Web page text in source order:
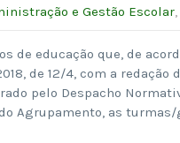
e Gestão Escolar,
de educação que, de
de 12/4, com a
pelo Despacho
Agrupamento, as